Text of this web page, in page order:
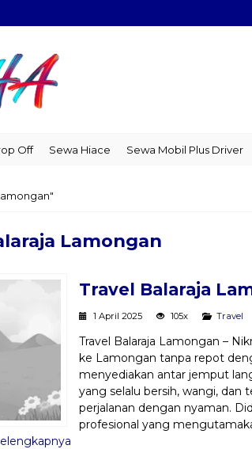
Off Sewa Hiace Sewa Mobil Plus Driver
Lamongan
Travel Balaraja
1 April 2025 105x Travel
Travel Balaraja Lamongan –
ke Lamongan tanpa repot
menyediakan antar jemput
yang selalu bersih, wangi, dan
perjalanan dengan nyaman.
profesional yang